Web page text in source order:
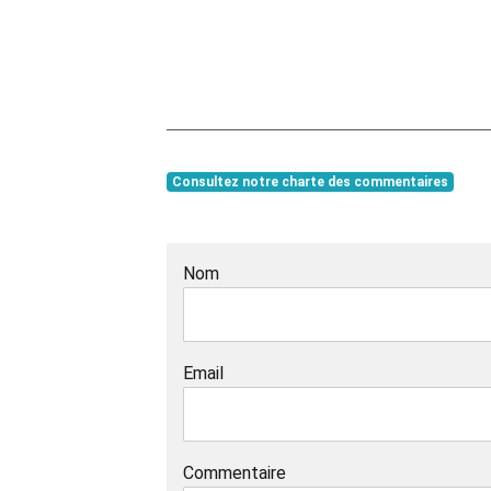
Consultez notre charte des commentaires
Nom
Email
Commentaire